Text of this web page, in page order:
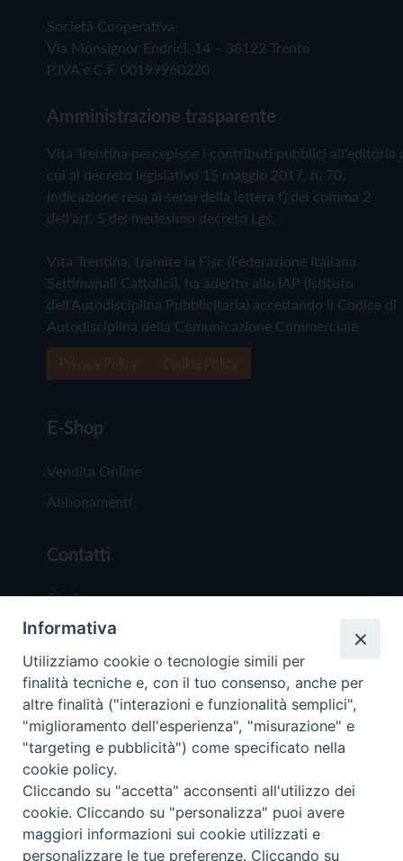
Società Cooperativa
Via Monsignor Endrici, 14 – 38122 Trento
P.IVA e C.F. 00199960220
Amministrazione trasparente
Vita Trentina percepisce i contributi pubblici all'editoria
cui al decreto legislativo 15 maggio 2017, n. 70.
Indicazione resa ai sensi della lettera f) del comma 2
dell'art. 5 del medesimo decreto Lgs.
Vita Trentina, tramite la Fisc (Federazione Italiana
Settimanali Cattolici), ha aderito allo IAP (Istituto
dell'Autodisciplina Pubblicitaria) accettando il Codice di
Autodisciplina della Comunicazione Commerciale
E-Shop
Vendita Online
Abbonamenti
Contatti
Chi Siamo
Redazione
Scrivici
Copyright © 2019 - Tutti i diritti riservati - Vita
Trentina Editrice
Privacy Policy
Informativa
Utilizziamo cookie o tecnologie simili per
finalità tecniche e, con il tuo consenso, anche per
altre finalità ("interazioni e funzionalità semplici",
"miglioramento dell'esperienza", "misurazione" e
"targeting e pubblicità") come specificato nella
cookie policy.
Cliccando su "accetta" acconsenti all'utilizzo dei
cookie. Cliccando su "personalizza" puoi avere
maggiori informazioni sui cookie utilizzati e
personalizzare le tue preferenze. Cliccando su